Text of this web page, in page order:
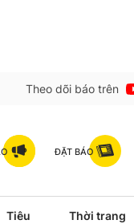
Theo dõi báo trên
ĐẶT BÁO
Tiêu
Thời trang